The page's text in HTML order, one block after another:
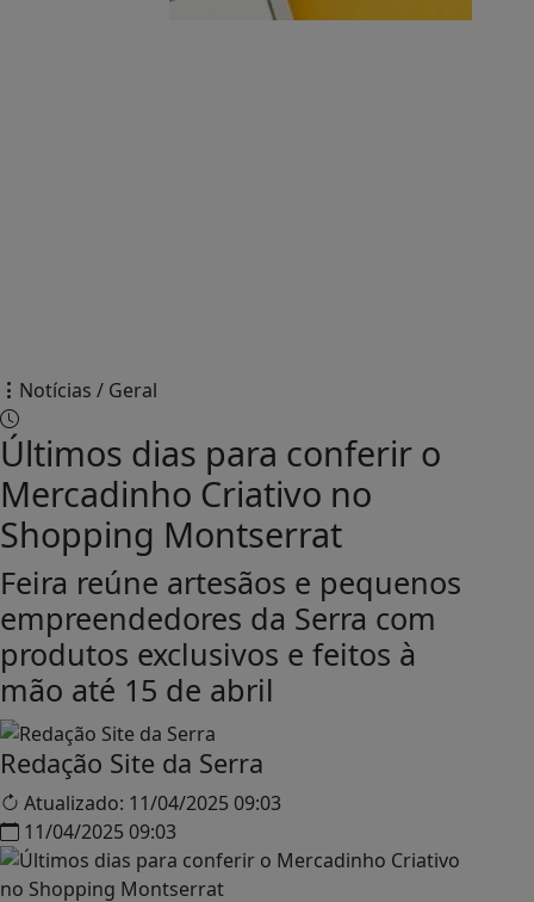
Notícias / Geral
Últimos dias para conferir o
Mercadinho Criativo no
Shopping Montserrat
Feira reúne artesãos e pequenos
empreendedores da Serra com
produtos exclusivos e feitos à
mão até 15 de abril
Redação Site da Serra
Atualizado: 11/04/2025 09:03
11/04/2025 09:03